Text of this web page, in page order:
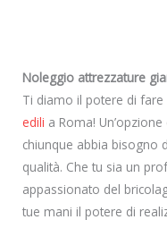
Noleggio attrezzature
Ti diamo il potere di
edili a Roma!
chiunque abbia bisogno
qualità. Che tu sia un
appassionato del
tue mani il potere di